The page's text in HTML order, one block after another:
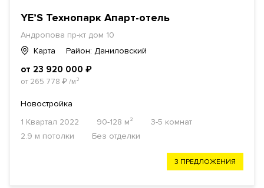
YE’S Технопарк Апарт-отель
Андропова пр-кт дом 10
Карта
Район: Даниловский
от 23 920 000 ₽
от 265 778 ₽/м²
Новостройка
1 Квартал 2022
90-128 м²
3-5 комнат
2.9 м потолки
Без отделки
3 ПРЕДЛОЖЕНИЯ